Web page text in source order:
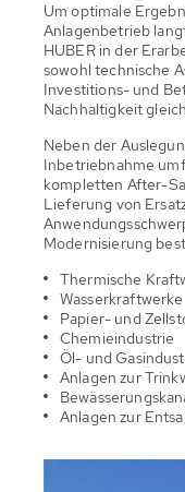
Um optimale
Anlagenbetrieb
HUBER in der
sowohl technische
Investitions- und
Nachhaltigkeit
Neben der
Inbetriebnahme
kompletten After-
Lieferung von
Modernisierung
Thermische
Wasserkraftwerke
Papier- und
Chemieindustrie
Öl- und
Anlagen zur
Anlagen zur